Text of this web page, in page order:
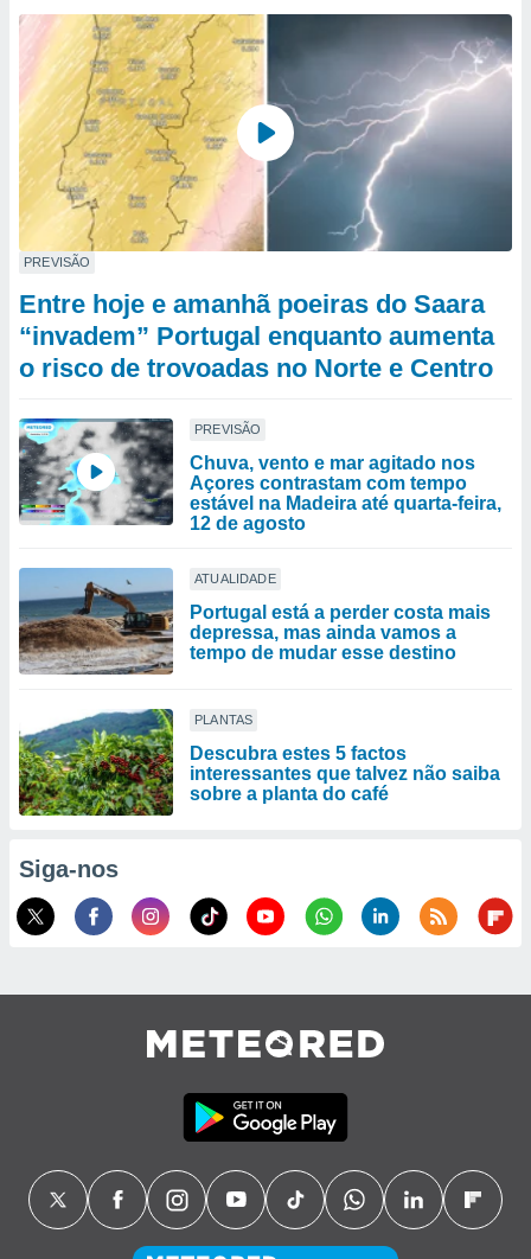
PREVISÃO
Entre hoje e amanhã poeiras do Saara
“invadem” Portugal enquanto aumenta
o risco de trovoadas no Norte e Centro
PREVISÃO
Chuva, vento e mar agitado nos
Açores contrastam com tempo
estável na Madeira até quarta-feira,
12 de agosto
ATUALIDADE
Portugal está a perder costa mais
depressa, mas ainda vamos a
tempo de mudar esse destino
PLANTAS
Descubra estes 5 factos
interessantes que talvez não saiba
sobre a planta do café
Siga-nos